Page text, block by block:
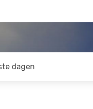
dagen